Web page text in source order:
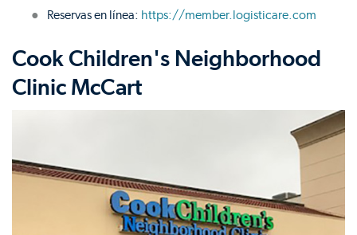
Reservas en línea: https://member.logisticare.com
Cook Children's Neighborhood
Clinic McCart